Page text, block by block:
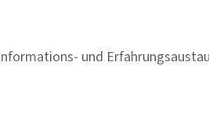
und